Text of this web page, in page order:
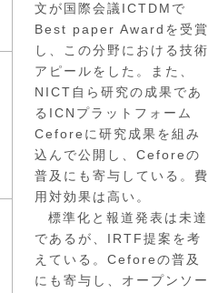
文が国際会議ICTDMで
Best paper Awardを受賞
し、この分野における技術
アピールをした。また、
NICT自ら研究の成果であ
るICNプラットフォーム
Ceforeに研究成果を組み
込んで公開し、Ceforeの
普及にも寄与している。費
用対効果は高い。
標準化と報道発表は未達
であるが、IRTF提案を考
えている。Ceforeの普及
にも寄与し、オープンソー